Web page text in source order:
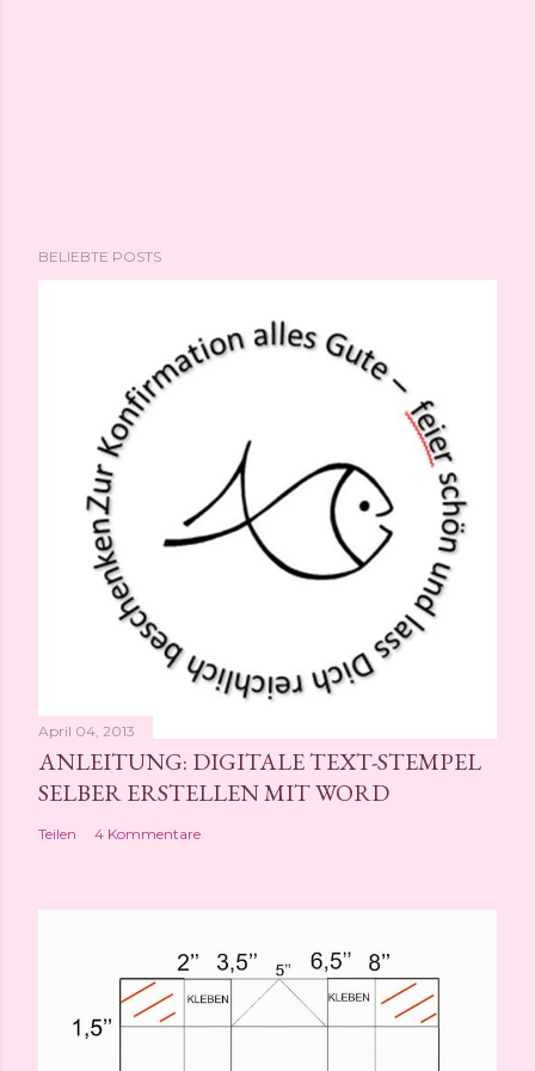
BELIEBTE POSTS
April 04, 2013
ANLEITUNG: DIGITALE TEXT-STEMPEL
SELBER ERSTELLEN MIT WORD
Teilen 4 Kommentare